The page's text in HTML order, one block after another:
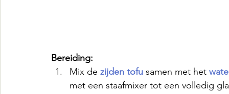
Bereiding:
Mix de zijden tofu samen met het
met een staafmixer tot een volledig